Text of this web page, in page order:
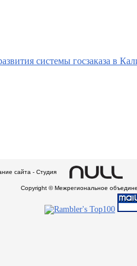
системы госзаказа в
сайта - Студия
Copyright © Межрегиональное